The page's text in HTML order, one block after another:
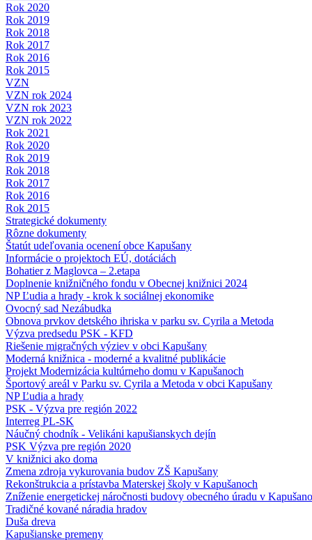
Rok 2020
Rok 2019
Rok 2018
Rok 2017
Rok 2016
Rok 2015
VZN
VZN rok 2024
VZN rok 2023
VZN rok 2022
Rok 2021
Rok 2020
Rok 2019
Rok 2018
Rok 2017
Rok 2016
Rok 2015
Strategické dokumenty
Rôzne dokumenty
Štatút udeľovania ocenení obce Kapušany
Informácie o projektoch EÚ, dotáciách
Bohatier z Maglovca – 2.etapa
Doplnenie knižničného fondu v Obecnej knižnici 2024
NP Ľudia a hrady - krok k sociálnej ekonomike
Ovocný sad Nezábudka
Obnova prvkov detského ihriska v parku sv. Cyrila a Metoda
Výzva predsedu PSK - KFD
Riešenie migračných výziev v obci Kapušany
Moderná knižnica - moderné a kvalitné publikácie
Projekt Modernizácia kultúrneho domu v Kapušanoch
Športový areál v Parku sv. Cyrila a Metoda v obci Kapušany
NP Ľudia a hrady
PSK - Výzva pre región 2022
Interreg PL-SK
Náučný chodník - Velikáni kapušianskych dejín
PSK Výzva pre región 2020
V knižnici ako doma
Zmena zdroja vykurovania budov ZŠ Kapušany
Rekonštrukcia a prístavba Materskej školy v Kapušanoch
Zníženie energetickej náročnosti budovy obecného úradu v
Tradičné kované náradia hradov
Duša dreva
Kapušianske premeny